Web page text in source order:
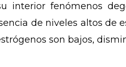
interior fenómenos
de niveles altos
son bajos,